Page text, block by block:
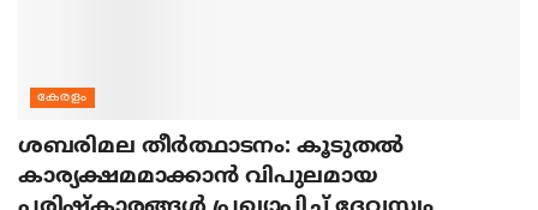
കേരളം
ശബരിമല തീര്‍ത്ഥാടനം: കൂടുതല്‍
കാര്യക്ഷമമാക്കാന്‍ വിപുലമായ